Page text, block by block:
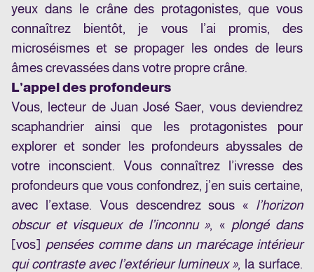
yeux dans le crâne des protagonistes, que vous
connaîtrez bientôt, je vous l’ai promis, des
microséismes et se propager les ondes de leurs
âmes crevassées dans votre propre crâne.
L’appel des profondeurs
Vous, lecteur de Juan José Saer, vous deviendrez
scaphandrier ainsi que les protagonistes pour
explorer et sonder les profondeurs abyssales de
votre inconscient. Vous connaîtrez l’ivresse des
profondeurs que vous confondrez, j’en suis certaine,
avec l’extase. Vous descendrez sous « l’horizon
obscur et visqueux de l’inconnu », « plongé dans
[vos] pensées comme dans un marécage intérieur
qui contraste avec l’extérieur lumineux », la surface.